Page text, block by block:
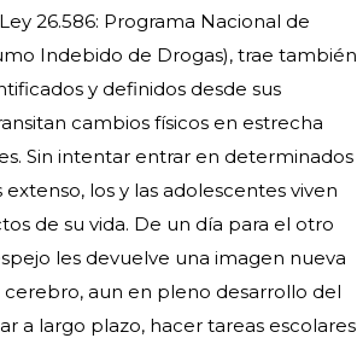
26.586: Programa Nacional de
Indebido de Drogas), trae también
y definidos desde sus
cambios físicos en estrecha
Sin intentar entrar en determinados
los y las adolescentes viven
de su vida. De un día para el otro
les devuelve una imagen nueva
aun en pleno desarrollo del
a largo plazo, hacer tareas escolares